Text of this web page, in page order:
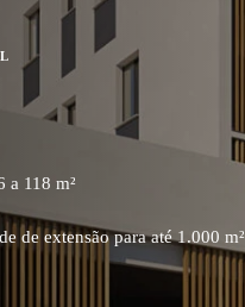
a 118 m²
de extensão para até 1.000 m²